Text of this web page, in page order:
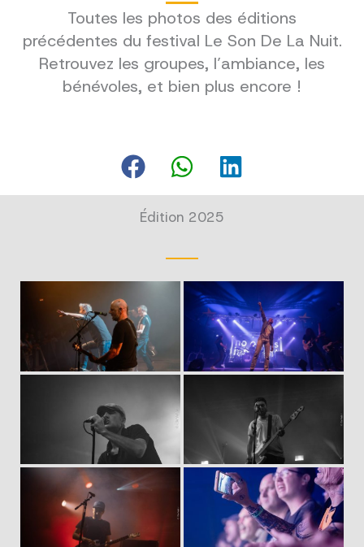
Toutes les photos des éditions
précédentes du festival Le Son De La Nuit.
Retrouvez les groupes, l’ambiance, les
bénévoles, et bien plus encore !
Édition 2025